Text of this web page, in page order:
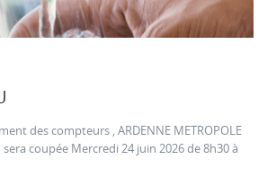
des compteurs , ARDENNE METROPOLE
coupée Mercredi 24 juin 2026 de 8h30 à